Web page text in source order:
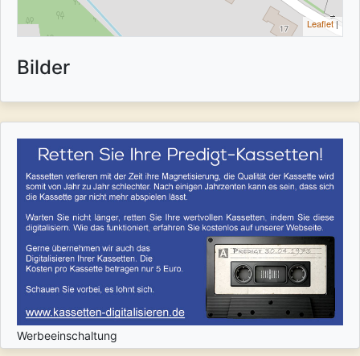
Leaflet|
Bilder
Werbeeinschaltung